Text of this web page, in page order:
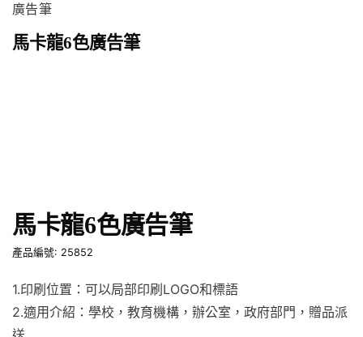
廣告筆
馬卡龍6色廣告筆
馬卡龍6色廣告筆
產品編號: 25852
1.印刷位置：可以局部印刷LOGO和標語
2.適用介紹：學校，教育機構，辦公室，政府部門，贈品派